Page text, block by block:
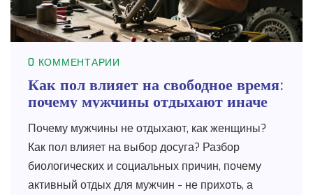
0 КОММЕНТАРИИ
Как пол влияет на свободное время:
почему мужчины отдыхают иначе
Почему мужчины не отдыхают, как женщины?
Как пол влияет на выбор досуга? Разбор
биологических и социальных причин, почему
активный отдых для мужчин - не прихоть, а